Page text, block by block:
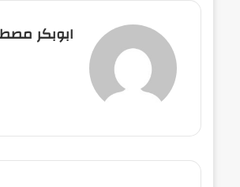
ابوبكر